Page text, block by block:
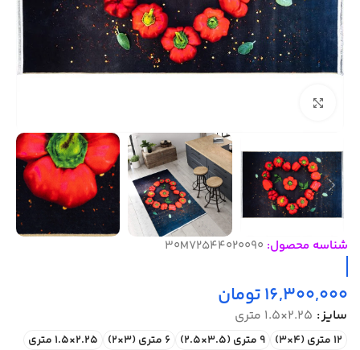
شناسه محصول: 30M72544020090
16,300,000تومان
سایز 2.25×1.5 متری
12 متری (4×3) 9 متری (3.5×2.5) 6 متری (3×2)
2.25×1.5 متری